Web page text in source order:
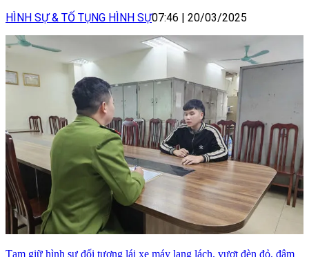
HÌNH SỰ & TỐ TỤNG HÌNH SỰ07:46 | 20/03/2025
Tạm giữ hình sự đối tượng lái xe máy lạng lách, vượt đèn đỏ, đâm